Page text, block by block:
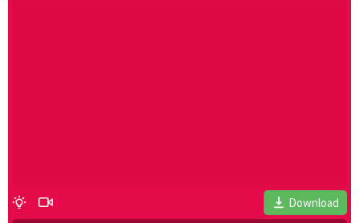
Download